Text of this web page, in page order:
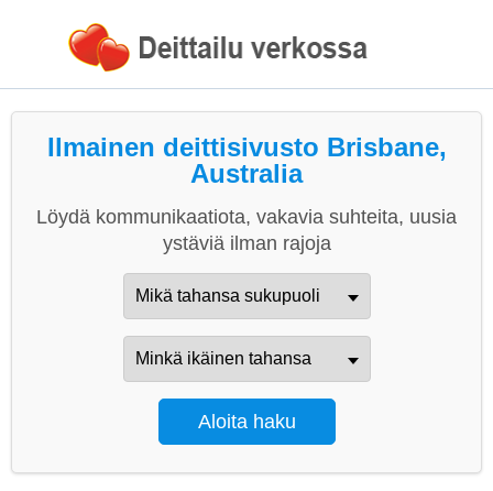
Ilmainen deittisivusto Brisbane,
Australia
Löydä kommunikaatiota, vakavia suhteita, uusia
ystäviä ilman rajoja